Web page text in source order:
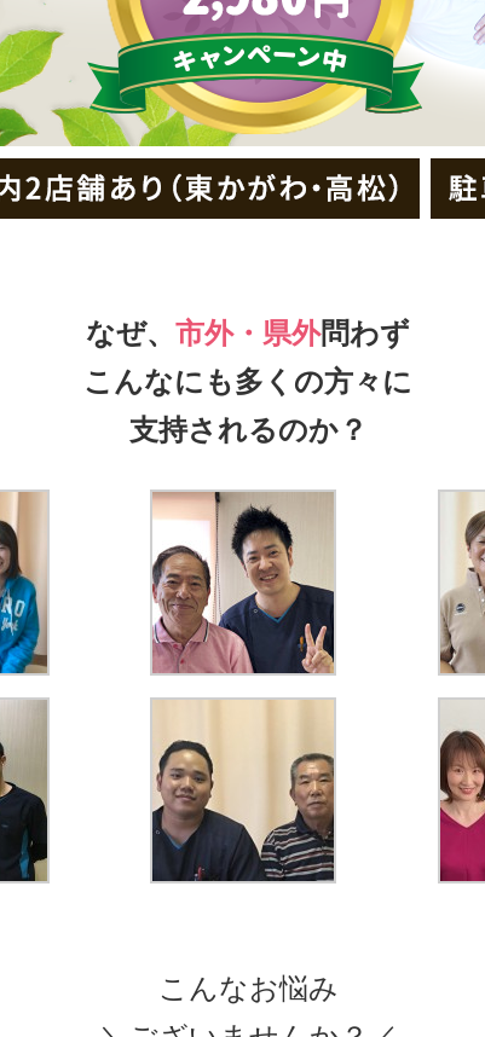
なぜ、 市外・県外問わず
こんなにも多くの方々に
支持されるのか？
こんなお悩み